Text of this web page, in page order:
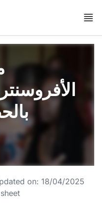
on: 18/04/2025